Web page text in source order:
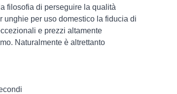
filosofia di perseguire la qualità
unghie per uso domestico la fiducia di
e prezzi altamente
Naturalmente è altrettanto